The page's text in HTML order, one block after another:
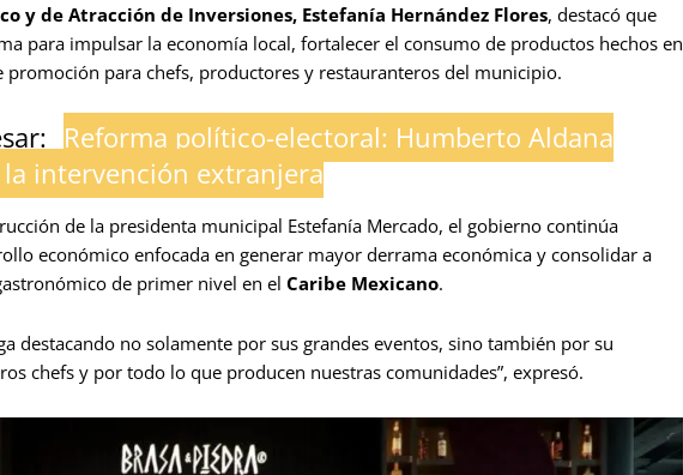
y de Atracción de Inversiones, Estefanía Hernández Flores, destacó que
para impulsar la economía local, fortalecer el consumo de productos hechos en
promoción para chefs, productores y restauranteros del municipio.
Reforma político-electoral: Humberto Aldana
intervención extranjera
de la presidenta municipal Estefanía Mercado, el gobierno continúa
económico enfocada en generar mayor derrama económica y consolidar a
de primer nivel en el Caribe Mexicano.
destacando no solamente por sus grandes eventos, sino también por su
chefs y por todo lo que producen nuestras comunidades”, expresó.